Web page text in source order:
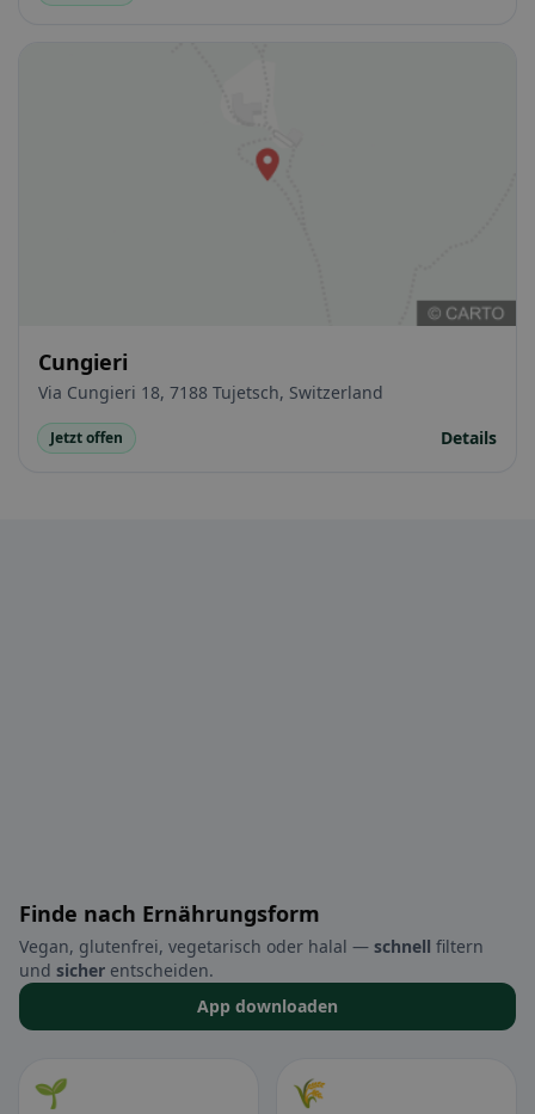
Cungieri
Via Cungieri 18, 7188 Tujetsch, Switzerland
Jetzt offen Details
Finde nach Ernährungsform
Vegan, glutenfrei, vegetarisch oder halal — schnell filtern
und sicher entscheiden.
App downloaden
🌱 🌾